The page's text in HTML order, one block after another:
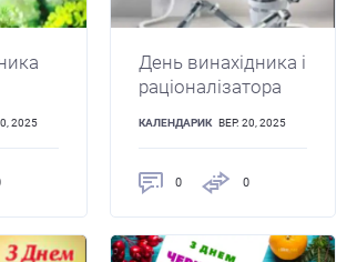
2025
День винахідника і
раціоналізатора
КАЛЕНДАРИК ВЕР. 20, 2025
0 0